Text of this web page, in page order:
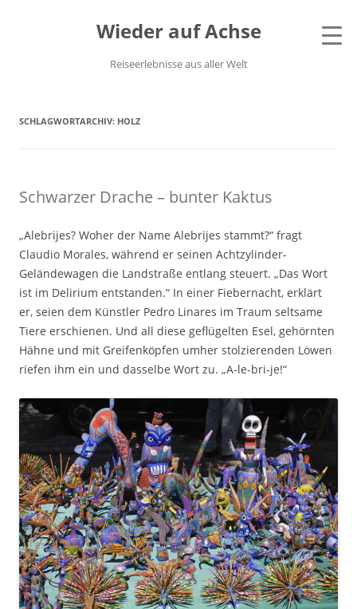
Wieder auf Achse
Reiseerlebnisse aus aller Welt
SCHLAGWORTARCHIV: HOLZ
Schwarzer Drache – bunter Kaktus
„Alebrijes? Woher der Name Alebrijes stammt?“ fragt
Claudio Morales, während er seinen Achtzylinder-
Geländewagen die Landstraße entlang steuert. „Das Wort
ist im Delirium entstanden.“ In einer Fiebernacht, erklärt
er, seien dem Künstler Pedro Linares im Traum seltsame
Tiere erschienen. Und all diese geflügelten Esel, gehörnten
Hähne und mit Greifenköpfen umher stolzierenden Löwen
riefen ihm ein und dasselbe Wort zu. „A-le-bri-je!“